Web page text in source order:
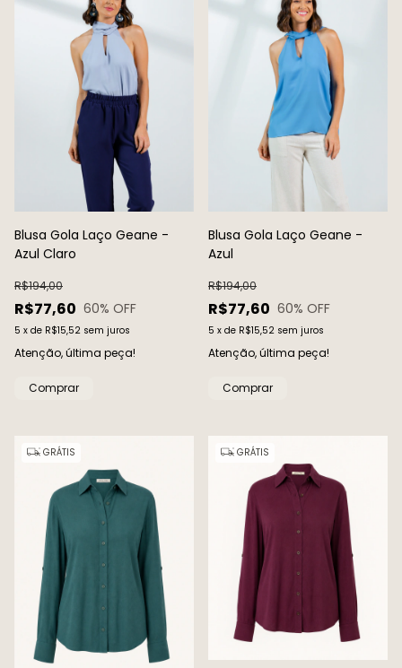
Blusa Gola Laço Geane -
Azul Claro
R$77,60
R$194,00
60% OFF
5 x de R$15,52 sem juros
Atenção, última peça!
Comprar
Blusa Gola Laço Geane -
Azul
R$77,60
R$194,00
60% OFF
5 x de R$15,52 sem juros
Atenção, última peça!
Comprar
GRÁTIS GRÁTIS